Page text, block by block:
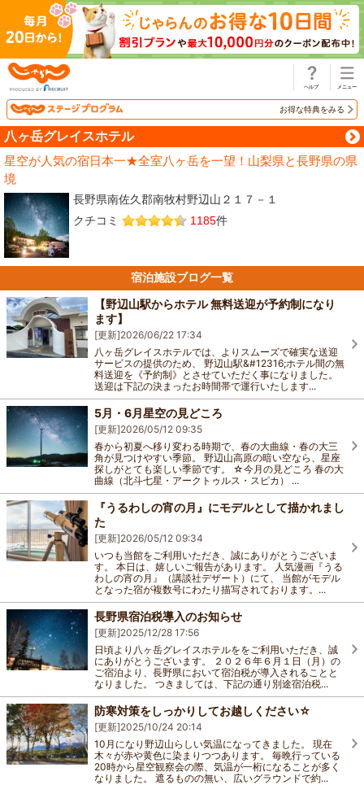
お得な特典をみる
八ヶ岳グレイスホテル
星空が人気の宿日本一★全室八ヶ岳を一望！山梨県と長野県の県
境
長野県南佐久郡南牧村野辺山２１７－１
クチコミ
1185件
宿泊施設ブログ一覧
【野辺山駅からホテル 無料送迎が予約制になり
ます】
[更新]2026/06/22 17:34
八ヶ岳グレイスホテルでは、よりスムーズで確実な送迎
サービスの提供のため、 野辺山駅&#12316;ホテル間の無
料送迎を《予約制》とさせていただく事になりました。
送迎は下記の決まったお時間帯で運行いたします...
5月・6月星空の見どころ
[更新]2026/05/12 09:35
春から初夏へ移り変わる時期で、春の大曲線・春の大三
角が見つけやすい季節。 野辺山高原の暗い空なら、星座
探しがとても楽しい季節です。 ☆今月の見どころ 春の大
曲線（北斗七星・アークトゥルス・スピカ） ...
『うるわしの宵の月』にモデルとして描かれまし
た
[更新]2026/05/12 09:34
いつも当館をご利用いただき、誠にありがとうございま
す。 本日は、嬉しいご報告があります。 人気漫画『うる
わしの宵の月』（講談社デザート）にて、 当館がモデル
となった宿が複数号にわたり描写されております。...
長野県宿泊税導入のお知らせ
[更新]2025/12/28 17:56
日頃より八ヶ岳グレイスホテルををご利用いただき、誠
にありがとうございます。 ２０２６年６月１日（月）の
ご宿泊より、長野県において宿泊税が導入されることと
なりました。 つきましては、下記の通り別途宿泊税...
防寒対策をしっかりしてお越しください☆
[更新]2025/10/24 20:14
10月になり野辺山らしい気温になってきました。 現在
木々が赤や黄色に染まりつつあります。 毎晩行っている
20時から星空観察会の際、気温が一桁になることが多く
なりました。 遮るものの無い、広いグラウンドで約...